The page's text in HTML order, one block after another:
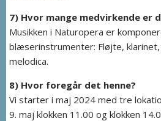
7) Hvor mange medvirkende er
Musikken i Naturopera er
blæserinstrumenter: Fløjte,
melodica.
8) Hvor foregår det henne?
Vi starter i maj 2024 med tre
9. maj klokken 11.00 og klokken